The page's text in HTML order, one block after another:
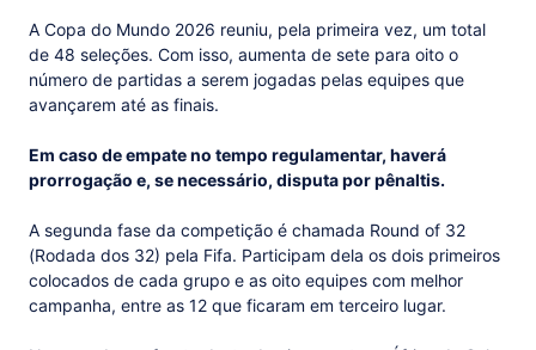
A Copa do Mundo 2026 reuniu, pela primeira vez, um total
de 48 seleções. Com isso, aumenta de sete para oito o
número de partidas a serem jogadas pelas equipes que
avançarem até as finais.
Em caso de empate no tempo regulamentar, haverá
prorrogação e, se necessário, disputa por pênaltis.
A segunda fase da competição é chamada Round of 32
(Rodada dos 32) pela Fifa. Participam dela os dois primeiros
colocados de cada grupo e as oito equipes com melhor
campanha, entre as 12 que ficaram em terceiro lugar.